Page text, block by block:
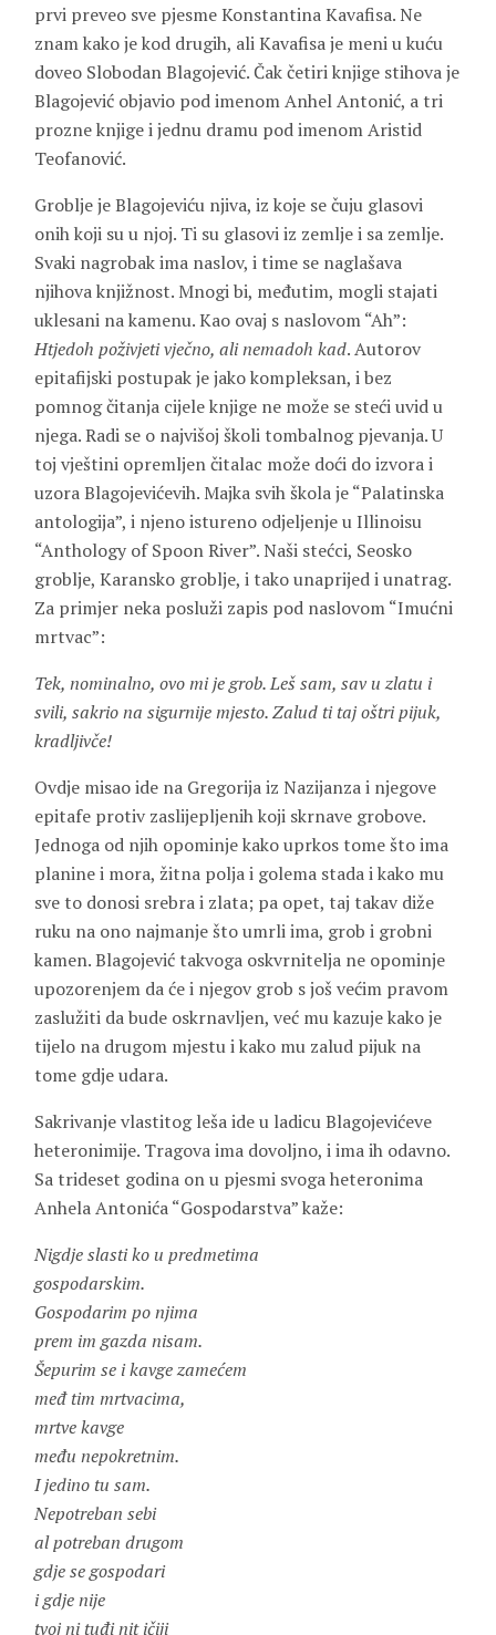
prvi preveo sve pjesme Konstantina Kavafisa. Ne
znam kako je kod drugih, ali Kavafisa je meni u kuću
doveo Slobodan Blagojević. Čak četiri knjige stihova je
Blagojević objavio pod imenom Anhel Antonić, a tri
prozne knjige i jednu dramu pod imenom Aristid
Teofanović.
Groblje je Blagojeviću njiva, iz koje se čuju glasovi
onih koji su u njoj. Ti su glasovi iz zemlje i sa zemlje.
Svaki nagrobak ima naslov, i time se naglašava
njihova knjižnost. Mnogi bi, međutim, mogli stajati
uklesani na kamenu. Kao ovaj s naslovom “Ah”:
Htjedoh poživjeti vječno, ali nemadoh kad. Autorov
epitafijski postupak je jako kompleksan, i bez
pomnog čitanja cijele knjige ne može se steći uvid u
njega. Radi se o najvišoj školi tombalnog pjevanja. U
toj vještini opremljen čitalac može doći do izvora i
uzora Blagojevićevih. Majka svih škola je “Palatinska
antologija”, i njeno istureno odjeljenje u Illinoisu
“Anthology of Spoon River”. Naši stećci, Seosko
groblje, Karansko groblje, i tako unaprijed i unatrag.
Za primjer neka posluži zapis pod naslovom “Imućni
mrtvac”:
Tek, nominalno, ovo mi je grob. Leš sam, sav u zlatu i
svili, sakrio na sigurnije mjesto. Zalud ti taj oštri pijuk,
kradljivče!
Ovdje misao ide na Gregorija iz Nazijanza i njegove
epitafe protiv zaslijepljenih koji skrnave grobove.
Jednoga od njih opominje kako uprkos tome što ima
planine i mora, žitna polja i golema stada i kako mu
sve to donosi srebra i zlata; pa opet, taj takav diže
ruku na ono najmanje što umrli ima, grob i grobni
kamen. Blagojević takvoga oskvrnitelja ne opominje
upozorenjem da će i njegov grob s još većim pravom
zaslužiti da bude oskrnavljen, već mu kazuje kako je
tijelo na drugom mjestu i kako mu zalud pijuk na
tome gdje udara.
Sakrivanje vlastitog leša ide u ladicu Blagojevićeve
heteronimije. Tragova ima dovoljno, i ima ih odavno.
Sa trideset godina on u pjesmi svoga heteronima
Anhela Antonića “Gospodarstva” kaže:
Nigdje slasti ko u predmetima
gospodarskim.
Gospodarim po njima
prem im gazda nisam.
Šepurim se i kavge zamećem
međ tim mrtvacima,
mrtve kavge
među nepokretnim.
I jedino tu sam.
Nepotreban sebi
al potreban drugom
gdje se gospodari
i gdje nije
tvoj ni tuđi nit ičiji